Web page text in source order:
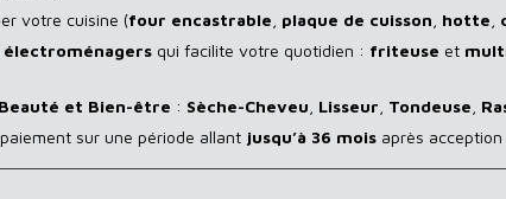
votre cuisine (four encastrable plaque de cuisson hotte
qui facilite votre quotidien : friteuse et
Beauté et Bien-être : Sèche-Cheveu Lisseur Tondeuse
sur une période allant jusqu’à 36 mois après